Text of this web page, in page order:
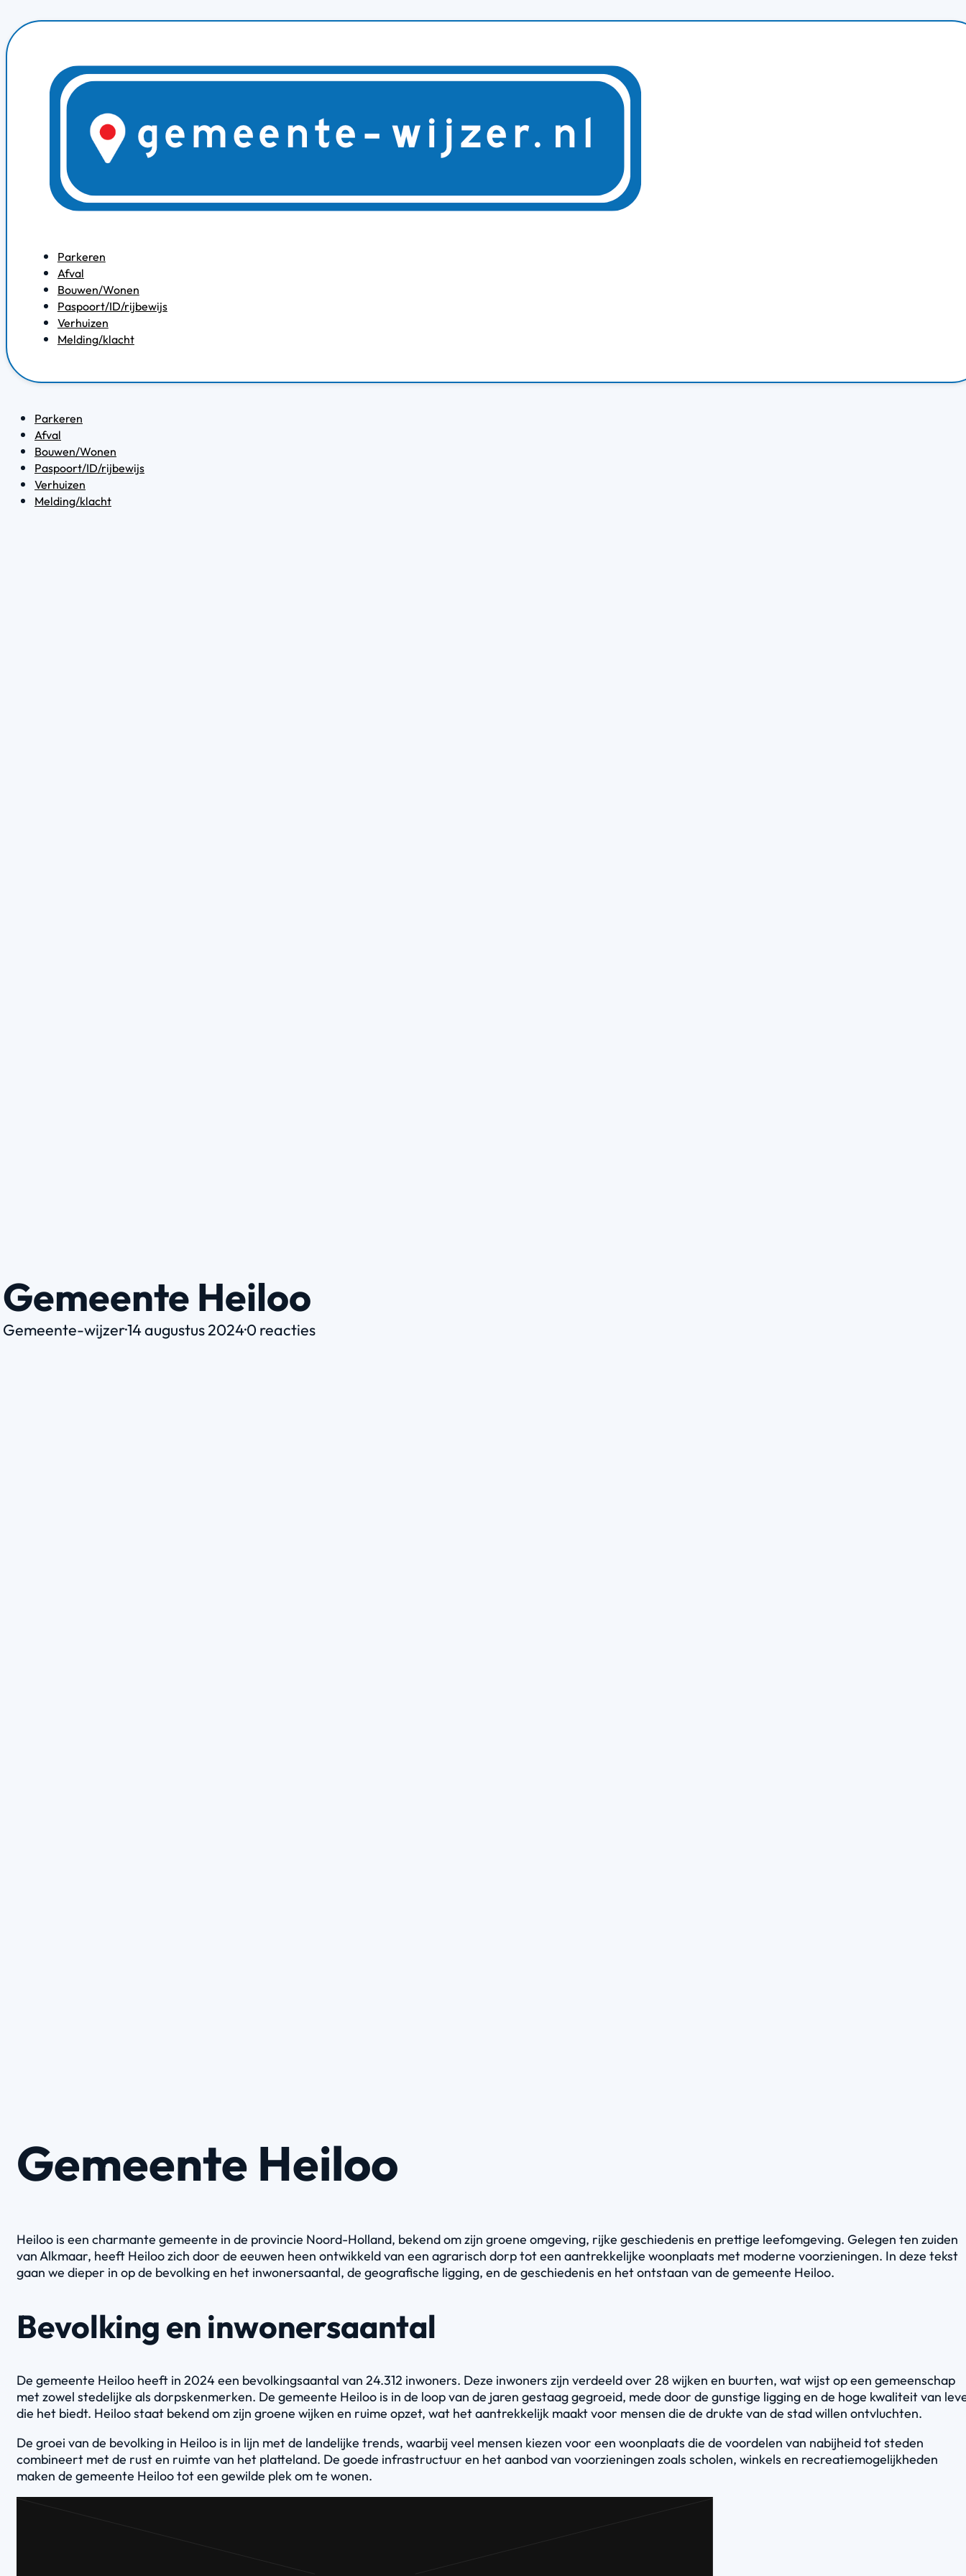
Parkeren
Afval
Bouwen/Wonen
Paspoort/ID/rijbewijs
Verhuizen
Melding/klacht
Parkeren
Afval
Bouwen/Wonen
Paspoort/ID/rijbewijs
Verhuizen
Melding/klacht
Gemeente Heiloo
Gemeente-wijzer·14 augustus 2024·0 reacties
Gemeente Heiloo
Heiloo is een charmante gemeente in de provincie Noord-Holland, bekend om zijn groene omgeving, rijke geschiedenis en prettige leefomgeving. Gelegen ten zuiden
van Alkmaar, heeft Heiloo zich door de eeuwen heen ontwikkeld van een agrarisch dorp tot een aantrekkelijke woonplaats met moderne voorzieningen. In deze tekst
gaan we dieper in op de bevolking en het inwonersaantal, de geografische ligging, en de geschiedenis en het ontstaan van de gemeente Heiloo.
Bevolking en inwonersaantal
De gemeente Heiloo heeft in 2024 een bevolkingsaantal van 24.312 inwoners. Deze inwoners zijn verdeeld over 28 wijken en buurten, wat wijst op een gemeenschap
met zowel stedelijke als dorpskenmerken. De gemeente Heiloo is in de loop van de jaren gestaag gegroeid, mede door de gunstige ligging en de hoge kwaliteit van
die het biedt. Heiloo staat bekend om zijn groene wijken en ruime opzet, wat het aantrekkelijk maakt voor mensen die de drukte van de stad willen ontvluchten.
De groei van de bevolking in Heiloo is in lijn met de landelijke trends, waarbij veel mensen kiezen voor een woonplaats die de voordelen van nabijheid tot steden
combineert met de rust en ruimte van het platteland. De goede infrastructuur en het aanbod van voorzieningen zoals scholen, winkels en recreatiemogelijkheden
maken de gemeente Heiloo tot een gewilde plek om te wonen.